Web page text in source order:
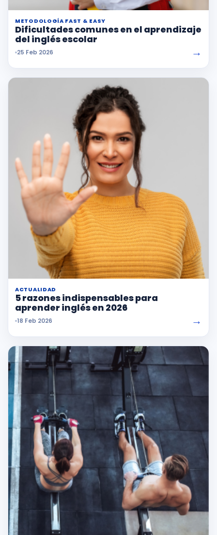
METODOLOGÍA FAST & EASY
Dificultades comunes en el aprendizaje
del inglés escolar
25 Feb 2026 →
ACTUALIDAD
5 razones indispensables para
aprender inglés en 2026
18 Feb 2026 →